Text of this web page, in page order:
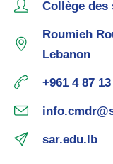
Collège des
Roumieh
Lebanon
+961 4 87
sar.edu.lb